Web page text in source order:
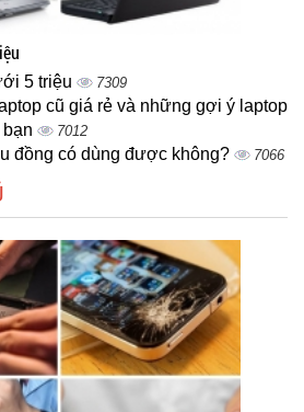
5 triệu 7309
cũ giá rẻ và những gợi ý laptop
7012
đồng có dùng được không? 7066